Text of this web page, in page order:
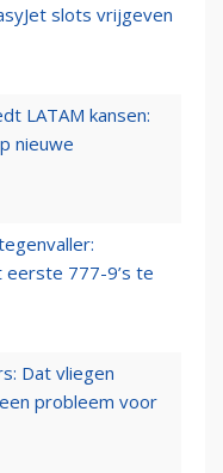
slots vrijgeven
LATAM kansen:
nieuwe
777-9’s te
Dat vliegen
probleem voor